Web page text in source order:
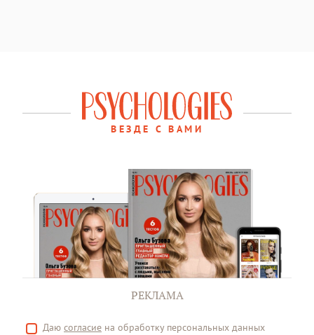
ВЕЗДЕ С ВАМИ
РЕКЛАМА
Даю согласие на обработку персональных данных